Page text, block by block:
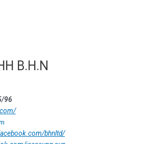
B.H.N
96
bhnltd/